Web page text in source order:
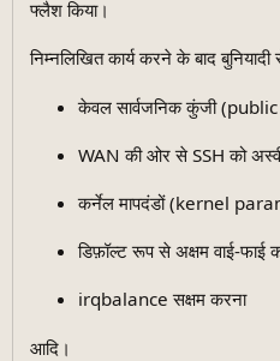
फ्लैश किया।
निम्नलिखित कार्य करने के बाद बुनियादी
केवल सार्वजनिक कुंजी
WAN की ओर से SSH को
कर्नेल मापदंडों (kernel
डिफ़ॉल्ट रूप से अक्षम वाई-फाई
irqbalance सक्षम करना
आदि।